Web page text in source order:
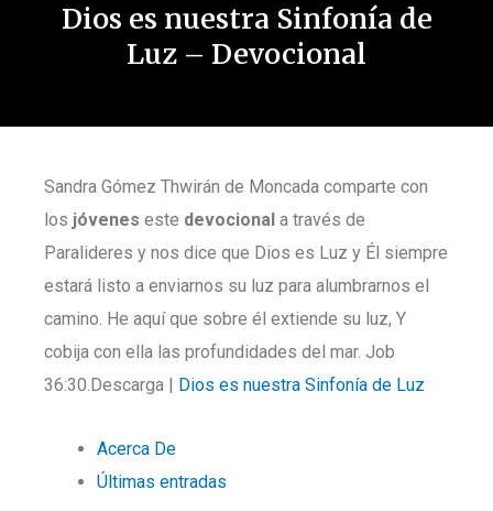
Dios es nuestra Sinfonía de
Luz – Devocional
Sandra Gómez Thwirán de Moncada comparte con
los jóvenes este devocional a través de
Paralideres y nos dice que Dios es Luz y Él siempre
estará listo a enviarnos su luz para alumbrarnos el
camino. He aquí que sobre él extiende su luz, Y
cobija con ella las profundidades del mar. Job
36:30.Descarga | Dios es nuestra Sinfonía de Luz
Acerca De
Últimas entradas